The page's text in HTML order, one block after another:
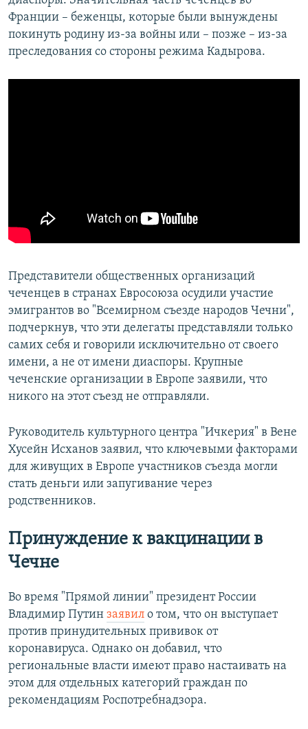
Франции – беженцы, которые были вынуждены
покинуть родину из-за войны или – позже – из-за
преследования со стороны режима Кадырова.
Представители общественных организаций
чеченцев в странах Евросоюза осудили участие
эмигрантов во "Всемирном съезде народов Чечни",
подчеркнув, что эти делегаты представляли только
самих себя и говорили исключительно от своего
имени, а не от имени диаспоры. Крупные
чеченские организации в Европе заявили, что
никого на этот съезд не отправляли.
Руководитель культурного центра "Ичкерия" в Вене
Хусейн Исханов заявил, что ключевыми факторами
для живущих в Европе участников съезда могли
стать деньги или запугивание через
родственников.
Принуждение к вакцинации в
Чечне
Во время "Прямой линии" президент России
Владимир Путин заявил о том, что он выступает
против принудительных прививок от
коронавируса. Однако он добавил, что
региональные власти имеют право настаивать на
этом для отдельных категорий граждан по
рекомендациям Роспотребнадзора.